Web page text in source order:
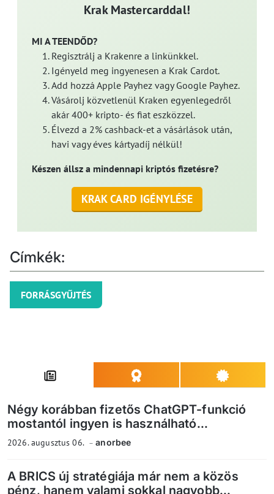
Krak Mastercarddal!
MI A TEENDŐD?
Regisztrálj a Krakenre a linkünkkel.
Igényeld meg ingyenesen a Krak Cardot.
Add hozzá Apple Payhez vagy Google Payhez.
Vásárolj közvetlenül Kraken egyenlegedről
akár 400+ kripto- és fiat eszközzel.
Élvezd a 2% cashback-et a vásárlások után,
havi vagy éves kártyadíj nélkül!
Készen állsz a mindennapi kriptós fizetésre?
KRAK CARD IGÉNYLÉSE
Címkék:
FORRÁSGYŰJTÉS
Négy korábban fizetős ChatGPT-funkció
mostantól ingyen is használható...
2026. augusztus 06. anorbee
A BRICS új stratégiája már nem a közös
pénz, hanem valami sokkal nagyobb...